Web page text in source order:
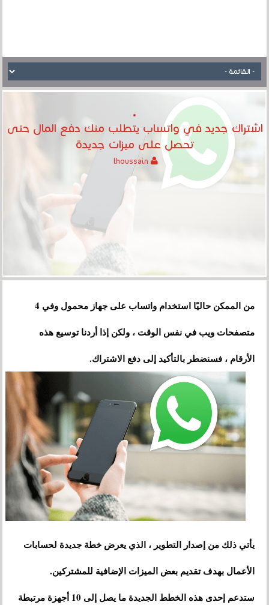
اشتراك جديد في واتساب يتطلب منك دفع المال حتى
تحصل على ميزات جديدة
من الممكن حاليًا استخدام واتساب على جهاز محمول وفي 4
متصفحات ويب في نفس الوقت ، ولكن إذا أردنا توسيع هذه
الأرقام ، فسنضطر بالتأكيد إلى دفع الاشتراك.
يأتي ذلك من إصدار التطوير ، الذي يعرض خطة جديدة لحسابات
الأعمال بهدف تقديم بعض الميزات الإضافية للمشتركين.
ستدعم إحدى هذه الخطط الجديدة ما يصل إلى 10 أجهزة مرتبطة